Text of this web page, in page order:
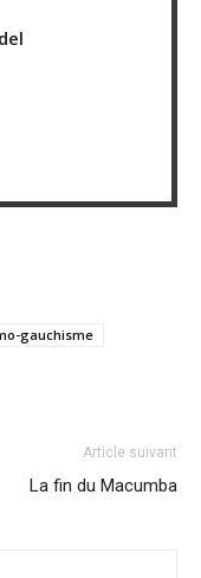
gauchisme
Article suivant
La fin du Macumba